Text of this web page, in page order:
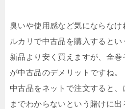
臭いや使用感など気にならなけ
ルカリで中古品を購入するとい
新品より安く買えますが、全
が中古品のデメリットですね。
中古品をネットで注文すると、
までわからないという賭けに出